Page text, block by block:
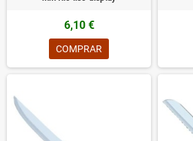
6,10 €
COMPRAR